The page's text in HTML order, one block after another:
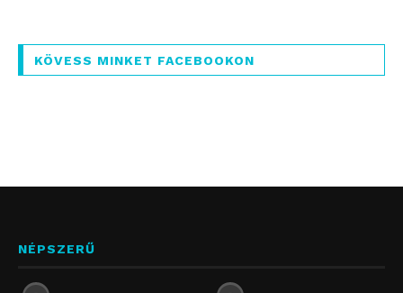
KÖVESS MINKET FACEBOOKON
NÉPSZERŰ